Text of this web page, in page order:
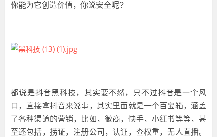
你能为它创造价值，你说安全呢?
都说是抖音黑科技，其实要不然，只不过抖音是一个风
口，直接拿抖音来说事，其实里面就是一个百宝箱，涵盖
了各种渠道的营销，比如，微商，快手，小红书等等，甚
至还包括，捞证，注册公司，认证，查权重，无人直播。